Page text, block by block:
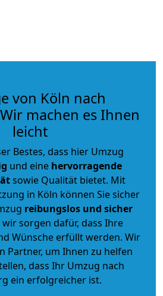
von Köln nach
machen es Ihnen
leicht
Bestes, dass hier Umzug
und eine hervorragende
sowie Qualität bietet. Mit
in Köln können Sie sicher
reibungslos und sicher
sorgen dafür, dass Ihre
Wünsche erfüllt werden. Wir
Partner, um Ihnen zu helfen
dass Ihr Umzug nach
ein erfolgreicher ist.